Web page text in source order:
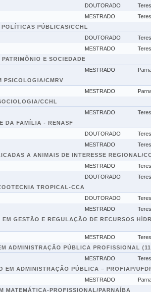
DOUTORADO
MESTRADO
PÚBLICAS/CCHL
DOUTORADO
MESTRADO
E SOCIEDADE
MESTRADO
PSICOLOGIA/CMRV
MESTRADO
CCHL
MESTRADO
DA FAMÍLIA - RENASF
DOUTORADO
MESTRADO
A ANIMAIS DE INTERESSE REGIONAL/
MESTRADO
DOUTORADO
TROPICAL-CCA
DOUTORADO
MESTRADO
GESTÃO E REGULAÇÃO DE RECURSOS
MESTRADO
ADMINISTRAÇÃO PÚBLICA PROFISSIONAL
MESTRADO
EM ADMINISTRAÇÃO PÚBLICA – PROFIAP/
MESTRADO
MATEMÁTICA-PROFISSIONAL/PARNAÍBA